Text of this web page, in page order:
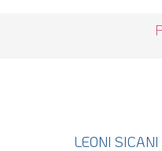
LEONI SICANI